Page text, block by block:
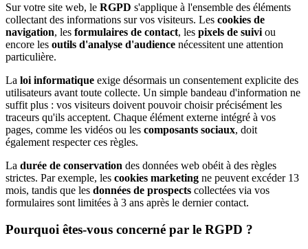
Sur votre site web, le RGPD s'applique à l'ensemble des éléments
collectant des informations sur vos visiteurs. Les cookies de
navigation, les formulaires de contact, les pixels de suivi ou
encore les outils d'analyse d'audience nécessitent une attention
particulière.
La loi informatique exige désormais un consentement explicite des
utilisateurs avant toute collecte. Un simple bandeau d'information ne
suffit plus : vos visiteurs doivent pouvoir choisir précisément les
traceurs qu'ils acceptent. Chaque élément externe intégré à vos
pages, comme les vidéos ou les composants sociaux, doit
également respecter ces règles.
La durée de conservation des données web obéit à des règles
strictes. Par exemple, les cookies marketing ne peuvent excéder 13
mois, tandis que les données de prospects collectées via vos
formulaires sont limitées à 3 ans après le dernier contact.
Pourquoi êtes-vous concerné par le RGPD ?